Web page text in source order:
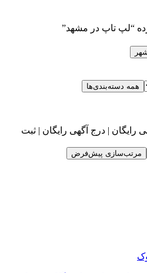
“لپ تاپ در مشهد”
همه دسته‌بندی‌ها
مرتب‌سازی پیش‌فرض